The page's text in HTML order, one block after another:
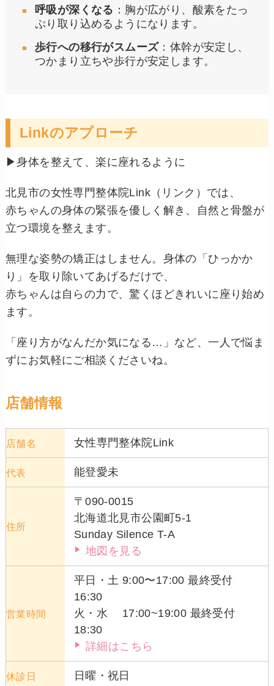
呼吸が深くなる ：胸が広がり、酸素をたっ
ぷり取り込めるようになります。
歩行への移行がスムーズ：体幹が安定し、
つかまり立ちや歩行が安定します。
Linkのアプローチ
▶︎身体を整えて、楽に座れるように
北見市の女性専門整体院Link（リンク）では、
赤ちゃんの身体の緊張を優しく解き、自然と骨盤が
立つ環境を整えます。
無理な姿勢の矯正はしません。身体の「ひっかか
り」を取り除いてあげるだけで、
赤ちゃんは自らの力で、驚くほどきれいに座り始め
ます。
「座り方がなんだか気になる…」など、一人で悩ま
ずにお気軽にご相談くださいね。
店舗情報
店舗名 女性専門整体院Link
代表 能登愛未
住所
〒090-0015
北海道北見市公園町5-1
Sunday Silence T-A
地図を見る
営業時間
平日・土 9:00〜17:00 最終受付
16:30
火・水 17:00~19:00 最終受付
18:30
詳細はこちら
休診日 日曜・祝日